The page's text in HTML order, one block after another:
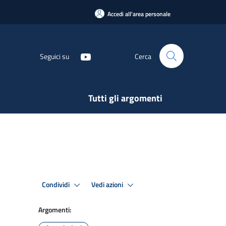
Accedi all'area personale
Seguici su Cerca
Tutti gli argomenti
Condividi Vedi azioni
Argomenti: